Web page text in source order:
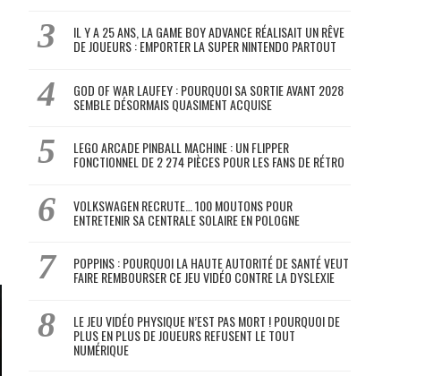
IL Y A 25 ANS, LA GAME BOY ADVANCE RÉALISAIT UN RÊVE
DE JOUEURS : EMPORTER LA SUPER NINTENDO PARTOUT
GOD OF WAR LAUFEY : POURQUOI SA SORTIE AVANT 2028
SEMBLE DÉSORMAIS QUASIMENT ACQUISE
LEGO ARCADE PINBALL MACHINE : UN FLIPPER
FONCTIONNEL DE 2 274 PIÈCES POUR LES FANS DE RÉTRO
VOLKSWAGEN RECRUTE… 100 MOUTONS POUR
ENTRETENIR SA CENTRALE SOLAIRE EN POLOGNE
POPPINS : POURQUOI LA HAUTE AUTORITÉ DE SANTÉ VEUT
FAIRE REMBOURSER CE JEU VIDÉO CONTRE LA DYSLEXIE
LE JEU VIDÉO PHYSIQUE N’EST PAS MORT ! POURQUOI DE
PLUS EN PLUS DE JOUEURS REFUSENT LE TOUT
NUMÉRIQUE